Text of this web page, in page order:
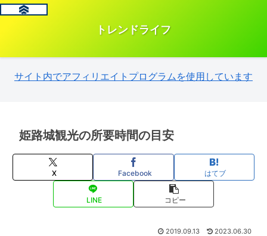
トレンドライフ
サイト内でアフィリエイトプログラムを使用しています
姫路城観光の所要時間の目安
X Facebook はてブ
LINE コピー
2019.09.13 2023.06.30